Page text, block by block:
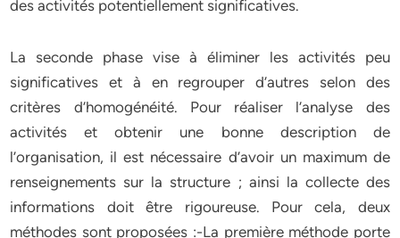
des activités potentiellement significatives.
La seconde phase vise à éliminer les activités peu
significatives et à en regrouper d’autres selon des
critères d’homogénéité. Pour réaliser l’analyse des
activités et obtenir une bonne description de
l’organisation, il est nécessaire d’avoir un maximum de
renseignements sur la structure ; ainsi la collecte des
informations doit être rigoureuse. Pour cela, deux
méthodes sont proposées :-La première méthode porte